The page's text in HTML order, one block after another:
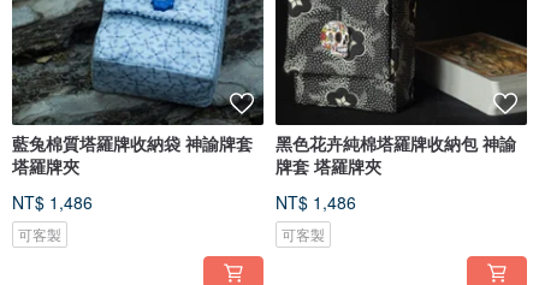
藍兔棉質塔羅牌收納袋 神諭牌套
塔羅牌夾
NT$ 1,486
可客製
黑色花卉純棉塔羅牌收納包 神諭
牌套 塔羅牌夾
NT$ 1,486
可客製